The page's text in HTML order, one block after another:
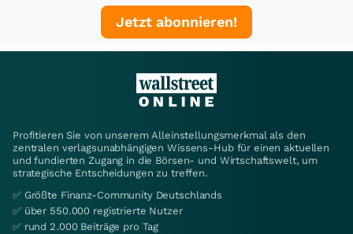
Jetzt abonnieren!
Profitieren Sie von unserem Alleinstellungsmerkmal als den
zentralen verlagsunabhängigen Wissens-Hub für einen aktuellen
und fundierten Zugang in die Börsen- und Wirtschaftswelt, um
strategische Entscheidungen zu treffen.
✅ Größte Finanz-Community Deutschlands
✅ über 550.000 registrierte Nutzer
✅ rund 2.000 Beiträge pro Tag